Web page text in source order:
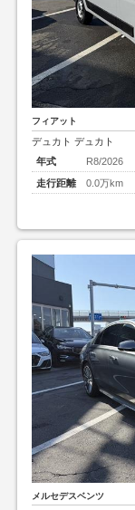
フィアット
デュカト デュカト
年式
R8/2026
走行距離
0.0万km
メルセデスベンツ